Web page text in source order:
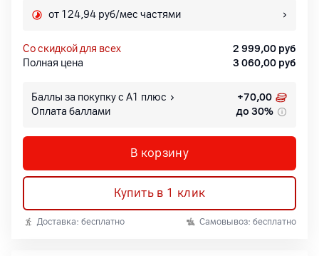
от 124,94 руб/мес частями
со скидкой для всех 2 999,00 руб
Полная цена
3 060,00 руб
Баллы за покупку с А1 плюс +70,00
Оплата баллами
до 30%
В корзину
Купить в 1 клик
Доставка: бесплатно Самовывоз: бесплатно